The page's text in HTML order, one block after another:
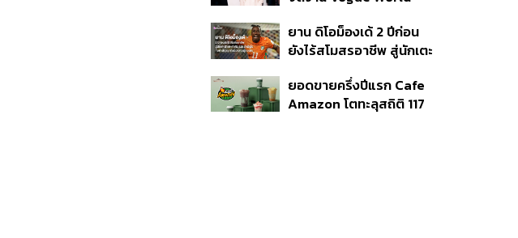
ยาน ดิโอม็องเด้ 2 ปีก่อน
ยังไร้สโมสรอาชีพ สู่นักเตะ
สัญญาถึงน้องสาวผู้ล่วง
ลับ
ยอดขายครึ่งปีแรก Cafe
Amazon โตทะลุสถิติ 117